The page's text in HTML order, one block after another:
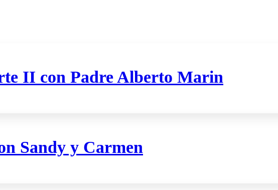
II con Padre Alberto Marin
Sandy y Carmen